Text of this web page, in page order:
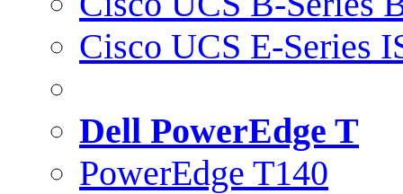
Cisco UCS E-Series
Dell PowerEdge T
PowerEdge T140